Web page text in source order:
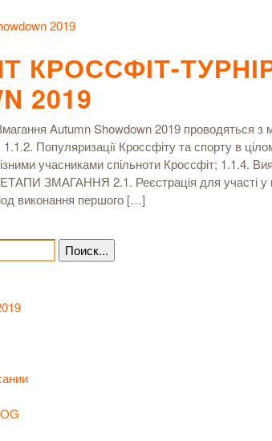
2019
КРОССФІТ-
2019
Autumn Showdown 2019 проводяться з
Популяризації Кроссфіту та спорту в
учасниками спільноти Кроссфіт; 1.1.4.
ЕТАПИ ЗМАГАННЯ 2.1. Реєстрація для участі у
виконання першого […]